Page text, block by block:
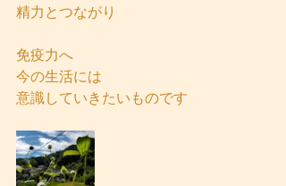
精力とつながり
免疫力へ
今の生活には
意識していきたいものです